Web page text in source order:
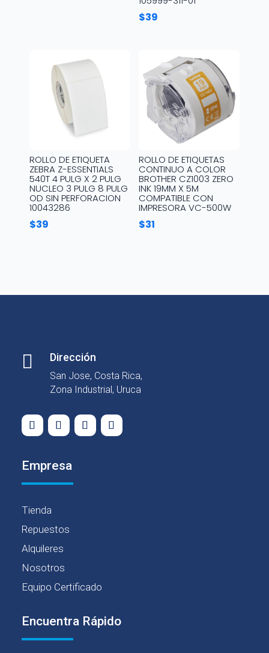
$39
ROLLO DE ETIQUETA
ZEBRA Z-ESSENTIALS
540T 4 PULG X 2 PULG
NUCLEO 3 PULG 8 PULG
OD SIN PERFORACION
10043286
$39
ROLLO DE ETIQUETAS
CONTINUO A COLOR
BROTHER CZ1003 ZERO
INK 19MM X 5M
COMPATIBLE CON
IMPRESORA VC-500W
$31
 Dirección
San Jose, Costa Rica,
Zona Industrial, Uruca
Empresa
Tienda
Repuestos
Alquileres
Nosotros
Equipo Certificado
Encuentra Rápido